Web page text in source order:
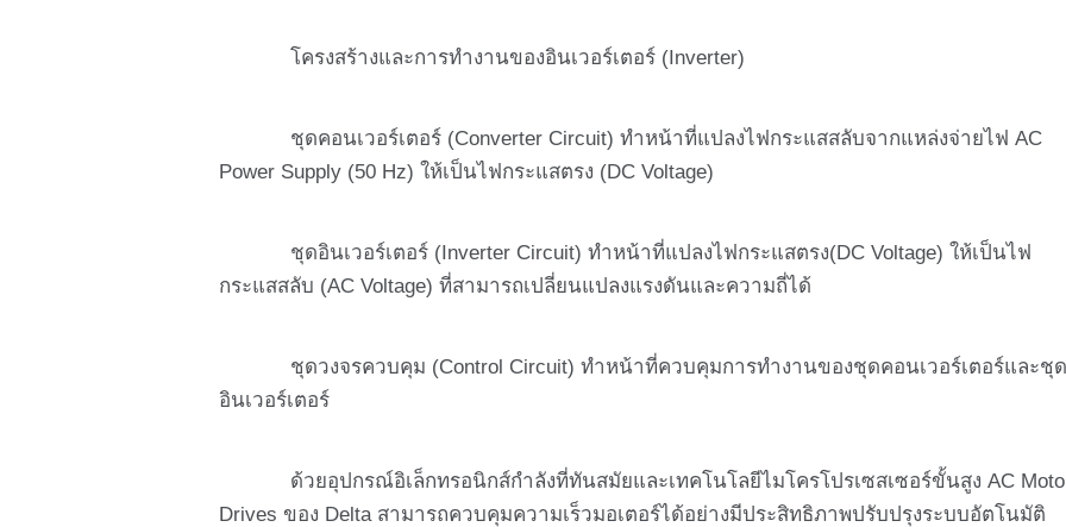
โครงสร้างและการทำงานของอินเวอร์เตอร์ (Inverter)
ชุดคอนเวอร์เตอร์ (Converter Circuit) ทำหน้าที่แปลงไฟกระแสสลับจากแหล่งจ่ายไฟ AC
Power Supply (50 Hz) ให้เป็นไฟกระแสตรง (DC Voltage)
ชุดอินเวอร์เตอร์ (Inverter Circuit) ทำหน้าที่แปลงไฟกระแสตรง(DC Voltage) ให้เป็นไฟ
กระแสสลับ (AC Voltage) ที่สามารถเปลี่ยนแปลงแรงดันและความถี่ได้
ชุดวงจรควบคุม (Control Circuit) ทำหน้าที่ควบคุมการทำงานของชุดคอนเวอร์เตอร์และชุด
อินเวอร์เตอร์
ด้วยอุปกรณ์อิเล็กทรอนิกส์กำลังที่ทันสมัยและเทคโนโลยีไมโครโปรเซสเซอร์ขั้นสูง AC
Drives ของ Delta สามารถควบคุมความเร็วมอเตอร์ได้อย่างมีประสิทธิภาพปรับปรุงระบบอัตโนมัติ